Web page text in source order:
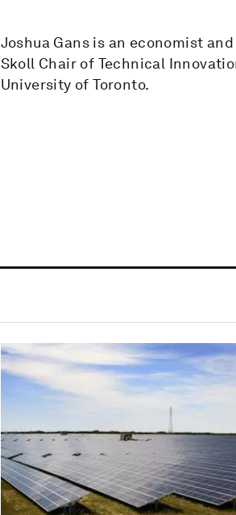
Joshua Gans is an economist
Skoll Chair of Technical
University of Toronto.